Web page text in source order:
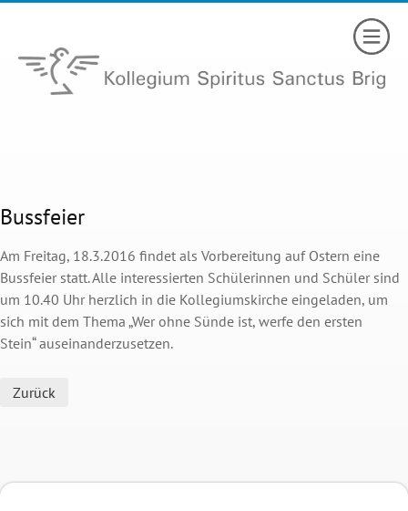
Bussfeier
Am Freitag, 18.3.2016 findet als Vorbereitung auf Ostern eine
Bussfeier statt. Alle interessierten Schülerinnen und Schüler sind
um 10.40 Uhr herzlich in die Kollegiumskirche eingeladen, um
sich mit dem Thema „Wer ohne Sünde ist, werfe den ersten
Stein“ auseinanderzusetzen.
Zurück